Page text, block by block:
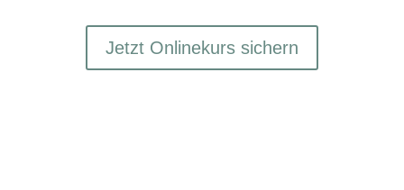
Jetzt Onlinekurs sichern